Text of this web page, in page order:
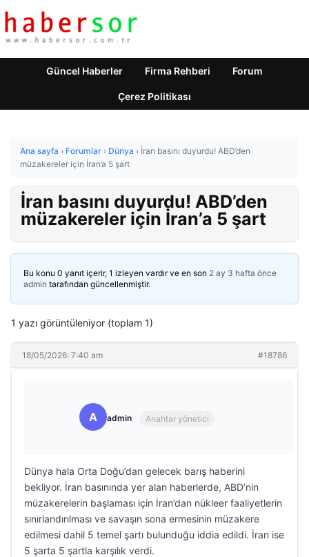
Güncel Haberler Firma Rehberi Forum
Çerez Politikası
Ana sayfa › Forumlar › Dünya › İran basını duyurdu! ABD’den
müzakereler için İran’a 5 şart
İran basını duyurdu! ABD’den
müzakereler için İran’a 5 şart
Bu konu 0 yanıt içerir, 1 izleyen vardır ve en son 2 ay 3 hafta önce
admin tarafından güncellenmiştir.
1 yazı görüntüleniyor (toplam 1)
18/05/2026: 7:40 am #18786
A admin Anahtar yönetici
Dünya hala Orta Doğu’dan gelecek barış haberini
bekliyor. İran basınında yer alan haberlerde, ABD’nin
müzakerelerin başlaması için İran’dan nükleer faaliyetlerin
sınırlandırılması ve savaşın sona ermesinin müzakere
edilmesi dahil 5 temel şartı bulunduğu iddia edildi. İran ise
5 şarta 5 şartla karşılık verdi.